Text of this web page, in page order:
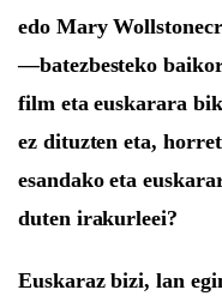
edo Mary
—batezbesteko
film eta euskarara
ez dituzten eta,
esandako eta
duten irakurleei?
Euskaraz bizi, lan